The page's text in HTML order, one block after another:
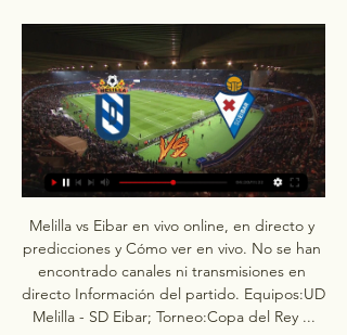
Melilla vs Eibar en vivo online, en directo y
predicciones y Cómo ver en vivo. No se han
encontrado canales ni transmisiones en
directo Información del partido. Equipos:UD
Melilla - SD Eibar; Torneo:Copa del Rey ...